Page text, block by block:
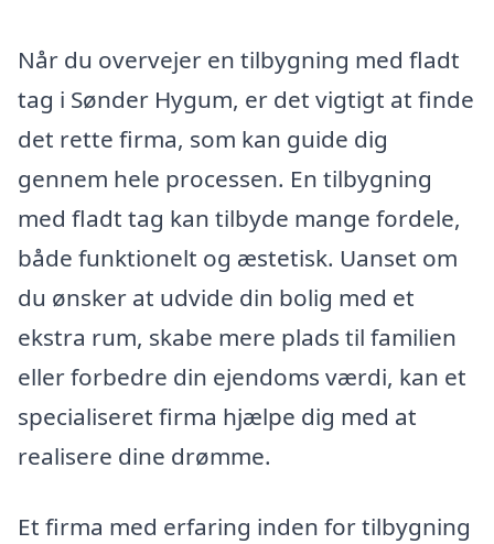
Når du overvejer en tilbygning med fladt
tag i Sønder Hygum, er det vigtigt at finde
det rette firma, som kan guide dig
gennem hele processen. En tilbygning
med fladt tag kan tilbyde mange fordele,
både funktionelt og æstetisk. Uanset om
du ønsker at udvide din bolig med et
ekstra rum, skabe mere plads til familien
eller forbedre din ejendoms værdi, kan et
specialiseret firma hjælpe dig med at
realisere dine drømme.
Et firma med erfaring inden for tilbygning